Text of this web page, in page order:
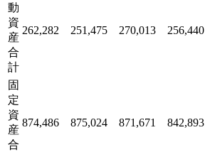
動
資
産
合
計
262,282 251,475 270,013 256,440
固
定
資
産
合
874,486 875,024 871,671 842,893